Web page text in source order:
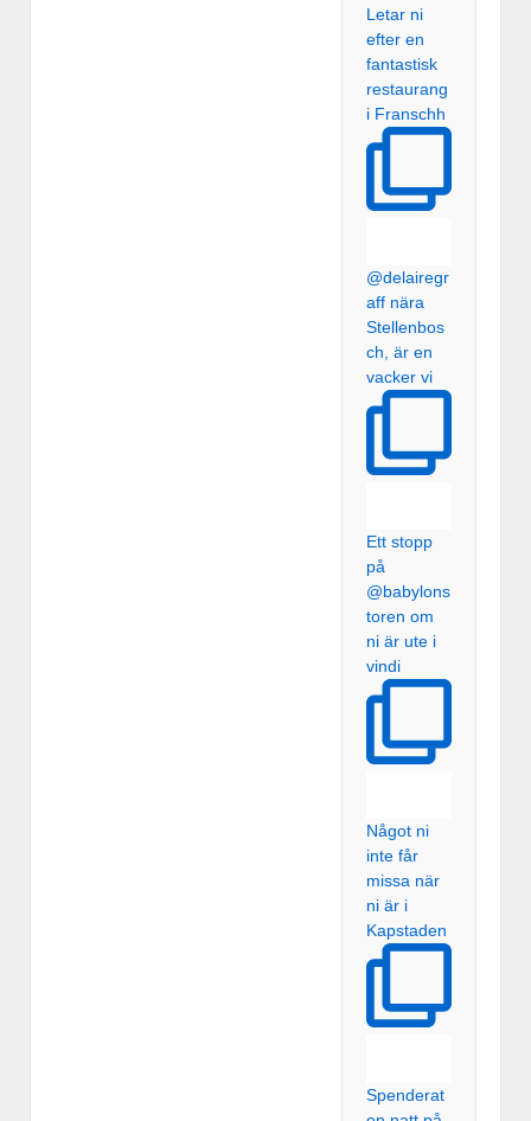
Letar ni
efter en
fantastisk
restaurang
i Franschh
@delairegr
aff nära
Stellenbos
ch, är en
vacker vi
Ett stopp
på
@babylons
toren om
ni är ute i
vindi
Något ni
inte får
missa när
ni är i
Kapstaden
Spenderat